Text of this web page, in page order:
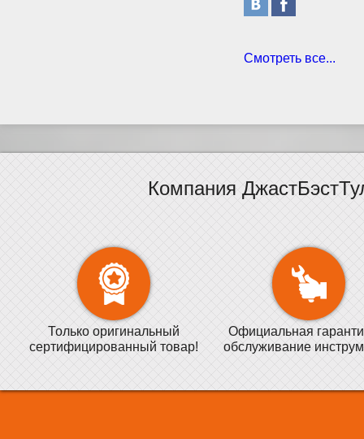
Смотреть все...
Компания
Только оригинальный
сертифицированный товар!
Официальная
обслуживание